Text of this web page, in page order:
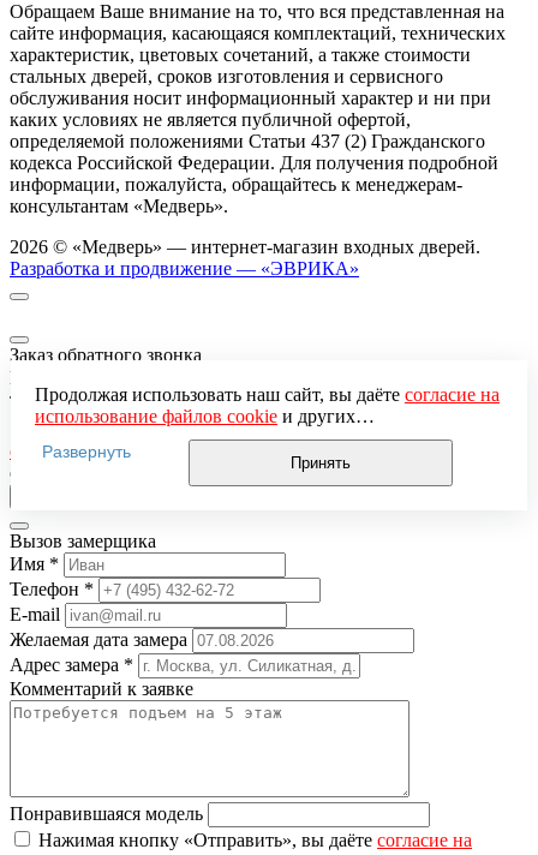
Обращаем Ваше внимание на то, что вся представленная на
сайте информация, касающаяся комплектаций, технических
характеристик, цветовых сочетаний, а также стоимости
стальных дверей, сроков изготовления и сервисного
обслуживания носит информационный характер и ни при
каких условиях не является публичной офертой,
определяемой положениями Статьи 437 (2) Гражданского
кодекса Российской Федерации. Для получения подробной
информации, пожалуйста, обращайтесь к менеджерам-
консультантам «Медверь».
2026 © «Медверь» — интернет-магазин входных дверей.
Разработка и продвижение — «ЭВРИКА»
Заказ обратного звонка
Имя
Телефон *
Нажимая кнопку «Отправить», вы даёте
обработку персональных данных
ознакомление с
Политикой обработки персональных данных
Вызов замерщика
Имя *
Телефон *
E-mail
Желаемая дата замера
Адрес замера *
Комментарий к заявке
Понравившаяся модель
Нажимая кнопку «Отправить», вы даёте согласие на
Продолжая использовать наш сайт, вы даёте согласие на
использование файлов cookieи других
пользовательских данных (включая IP-адрес, сведения о
местоположении, устройстве, действиях на сайте и т. п.)
для функционирования сайта, проведения
Яндекс.Метрика), в соответствии с нашей
Если вы не хотите, чтобы ваши данные обрабатывались,
настройте ограничения в браузере или покиньте сайт.
Развернуть
Принять